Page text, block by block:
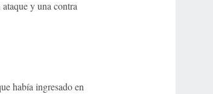
y una contra
había ingresado en